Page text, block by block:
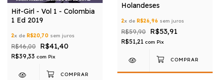
Hit-Girl - Vol 1 - Colombia
1 Ed 2019
2x de R$20,70 sem juros
R$46,00 R$41,40
R$39,33 com Pix
Holandeses
2x de R$26,96 sem juros
R$59,90 R$53,91
R$51,21 com Pix